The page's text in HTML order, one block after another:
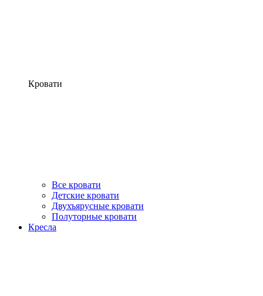
Кровати
Все кровати
Детские кровати
Двухъярусные кровати
Полуторные кровати
Кресла